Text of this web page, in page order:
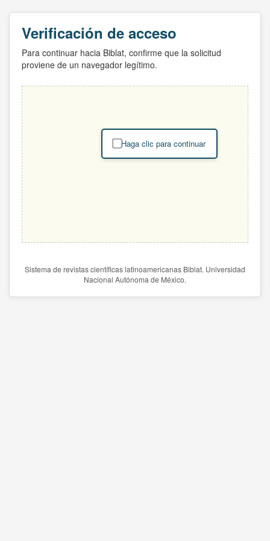
Verificación de acceso
Para continuar hacia Biblat, confirme que la solicitud
proviene de un navegador legítimo.
Haga clic para continuar
Sistema de revistas científicas latinoamericanas Biblat. Universidad
Nacional Autónoma de México.